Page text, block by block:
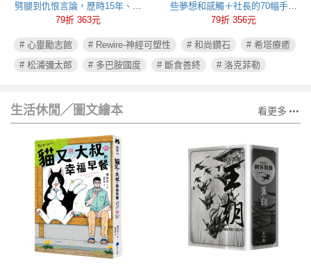
劈腿到仇恨言論，歷時15年、全
球超過250萬筆研究數據，心理學
79折 363元
些夢想和感觸＋社長的70幅手繪
插圖
79折 356元
# 心靈勵志館 # Rewire-神經可塑性 # 和尚鑽石
# 希塔療癒
# 松浦彌太郎
# 多巴胺國度 # 斷食善終 # 洛克菲勒
生活休閒╱圖文繪本 看更多